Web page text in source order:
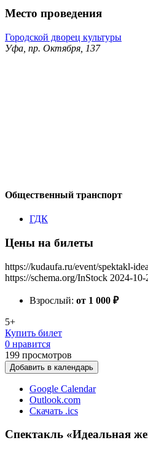
Место проведения
Городской дворец культуры
Уфа, пр. Октября, 137
Общественный транспорт
ГДК
Цены на билеты
https://kudaufa.ru/event/spektakl-
https://schema.org/InStock 2024-
Взрослый: от 1 000 ₽
5+
Купить билет
0 нравится
199 просмотров
Добавить в календарь
Google Calendar
Outlook.com
Скачать .ics
Спектакль «Идеальная